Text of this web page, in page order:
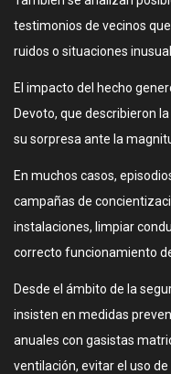
testimonios de vecinos
ruidos o situaciones
El impacto del hecho
Devoto, que describieron
su sorpresa ante la
En muchos casos,
campañas de
instalaciones, limpiar
correcto funcionamiento
Desde el ámbito de la
insisten en medidas
anuales con gasistas
ventilación, evitar el uso